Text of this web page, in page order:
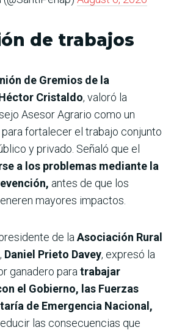
de trabajos
de Gremios de la
Cristaldo, valoró la
Asesor Agrario como un
fortalecer el trabajo conjunto
y privado. Señaló que el
a los problemas mediante la
antes de que los
mayores impactos.
de la Asociación Rural
, Daniel Prieto Davey, expresó la
ganadero para trabajar
el Gobierno, las Fuerzas
de Emergencia Nacional,
las consecuencias que